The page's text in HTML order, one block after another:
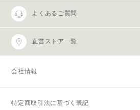
よくあるご質問
直営ストア一覧
会社情報
特定商取引法に基づく表記